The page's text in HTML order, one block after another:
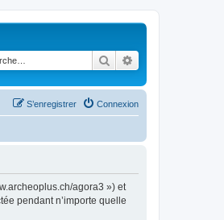
Rechercher
Connexion
S’enregistrer
agora3 ») et
pendant n’importe quelle